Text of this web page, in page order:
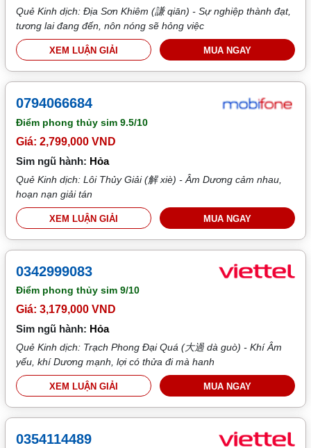
Quẻ Kinh dịch: Địa Sơn Khiêm (謙 qiān) - Sự nghiệp thành đạt,
tương lai đang đến, nôn nóng sẽ hỏng việc
XEM LUẬN GIẢI MUA NGAY
0794066684
Điểm phong thủy sim9.5/10
Giá: 2,799,000 VND
Sim ngũ hành: Hỏa
Quẻ Kinh dịch: Lôi Thủy Giải (解 xiè) - Âm Dương cảm nhau,
hoạn nạn giải tán
XEM LUẬN GIẢI MUA NGAY
0342999083
Điểm phong thủy sim9/10
Giá: 3,179,000 VND
Sim ngũ hành: Hỏa
Quẻ Kinh dịch: Trạch Phong Đại Quá (大過 dà guò) - Khí Âm
yếu, khí Dương mạnh, lợi có thửa đi mà hanh
XEM LUẬN GIẢI MUA NGAY
0354114489